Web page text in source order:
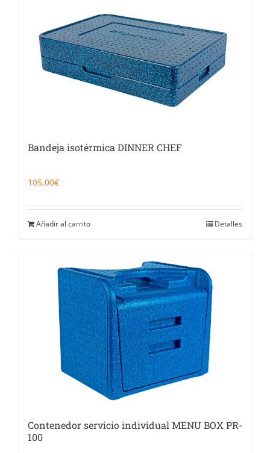
Bandeja isotérmica DINNER CHEF
105,00€
Añadir al carrito Detalles
Contenedor servicio individual MENU BOX PR-
100